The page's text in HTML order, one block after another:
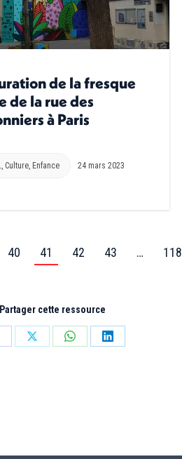
de la fresque
de la rue des
à Paris
, Culture, Enfance 24 mars 2023
40 41 42 43 … 118
Partager cette ressource
PartagerPartagerPartager